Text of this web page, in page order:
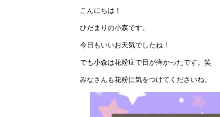
こんにちは！
ひだまりの小森です。
今日もいいお天気でしたね！
でも小森は花粉症で目が痒かったです。笑
みなさんも花粉に気をつけてくださいね。